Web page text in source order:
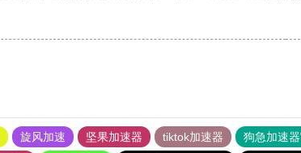
旋风加速 坚果加速器 tiktok加速器 狗急加速